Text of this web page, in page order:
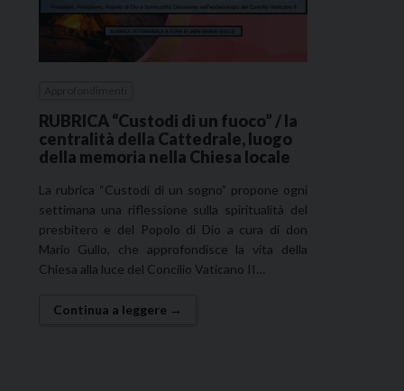
RUBRICA “Custodi di un fuoco” / la
centralità della Cattedrale, luogo
della memoria nella Chiesa locale
La rubrica “Custodi di un sogno” propone ogni
settimana una riflessione sulla spiritualità del
presbitero e del Popolo di Dio a cura di don
Mario Gullo, che approfondisce la vita della
Chiesa alla luce del Concilio Vaticano II…
Continua a leggere →